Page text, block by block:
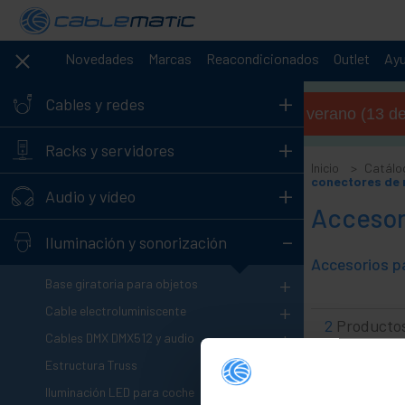
Novedades Marcas Reacondicionados Outlet
Cables y redes +
Racks y servidores +
Audio y vídeo +
Iluminación y sonorización -
Base giratoria para objetos +
Cable electroluminiscente +
Cables DMX DMX512 y audio +
Estructura Truss
Iluminación LED para coche
Horario de verano (13
Inicio
conectores de
2